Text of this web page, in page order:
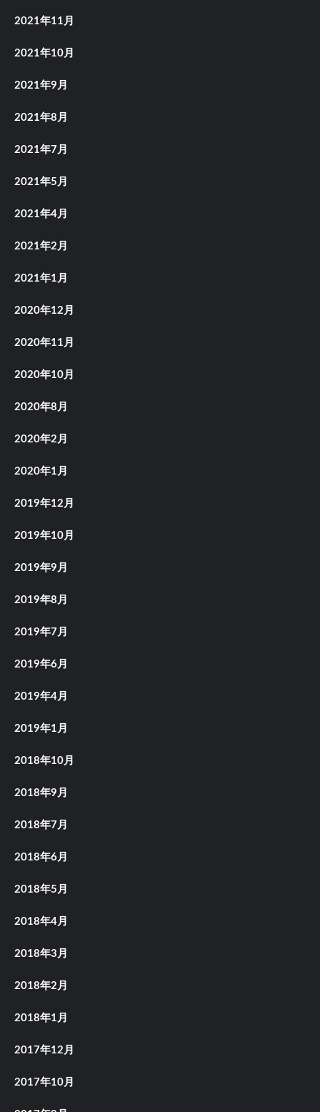
2021年11月
2021年10月
2021年9月
2021年8月
2021年7月
2021年5月
2021年4月
2021年2月
2021年1月
2020年12月
2020年11月
2020年10月
2020年8月
2020年2月
2020年1月
2019年12月
2019年10月
2019年9月
2019年8月
2019年7月
2019年6月
2019年4月
2019年1月
2018年10月
2018年9月
2018年7月
2018年6月
2018年5月
2018年4月
2018年3月
2018年2月
2018年1月
2017年12月
2017年10月